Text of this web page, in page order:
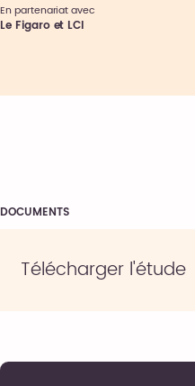
En partenariat avec
Le Figaro et LCI
DOCUMENTS
Télécharger l'étude